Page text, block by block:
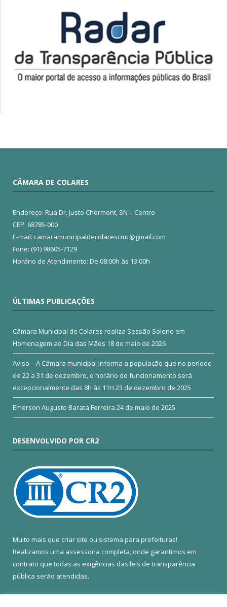
CÂMARA DE COLARES
Endereço: Rua Dr. Justo Chermont, SN – Centro
CEP: 68785-000
E-mail: camaramunicipaldecolarescmc@gmail.com
Fone: (91) 98605-7129
Horário de Atendimento: De 08:00h às 13:00h
ÚLTIMAS PUBLICAÇÕES
Câmara Municipal de Colares realiza Sessão Solene em
Homenagem ao Dia das Mães 18 de maio de 2026
Aviso – A Câmara municipal informa a população que no período
de 22 a 31 de dezembro, o horário de funcionamento será
excepcionalmente das 8h às 11H 23 de dezembro de 2025
Emerson Augusto Barata Ferreira 24 de maio de 2025
DESENVOLVIDO POR CR2
Muito mais que criar site ou sistema para prefeituras!
Realizamos uma assessoria completa, onde garantimos em
contrato que todas as exigências das leis de transparência
pública serão atendidas.